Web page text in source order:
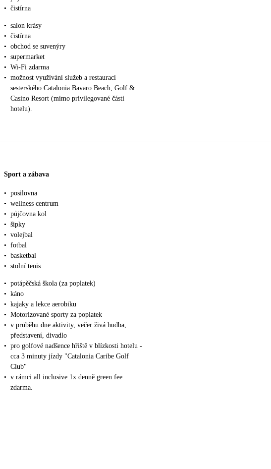
• čistírna
• salon krásy
• čistírna
• obchod se suvenýry
• supermarket
• Wi-Fi zdarma
• možnost využívání služeb a restaurací
sesterského Catalonia Bavaro Beach, Golf &
Casino Resort (mimo privilegované části
hotelu).
Sport a zábava
• posilovna
• wellness centrum
• půjčovna kol
• šipky
• volejbal
• fotbal
• basketbal
• stolní tenis
• potápěčská škola (za poplatek)
• káno
• kajaky a lekce aerobiku
• Motorizované sporty za poplatek
• v průběhu dne aktivity, večer živá hudba,
představení, divadlo
• pro golfové nadšence hřiště v blízkosti hotelu -
cca 3 minuty jízdy "Catalonia Caribe Golf
Club"
• v rámci all inclusive 1x denně green fee
zdarma.